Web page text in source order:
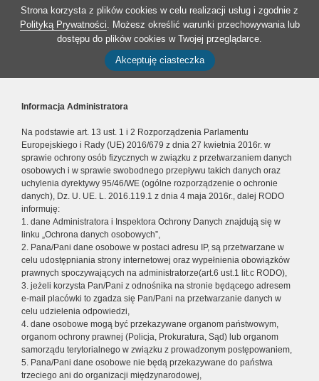
Strona korzysta z plików cookies w celu realizacji usług i zgodnie z
Polityką Prywatności. Możesz określić warunki przechowywania lub
dostępu do plików cookies w Twojej przeglądarce.
Akceptuję ciasteczka
Informacja Administratora
Na podstawie art. 13 ust. 1 i 2 Rozporządzenia Parlamentu
Europejskiego i Rady (UE) 2016/679 z dnia 27 kwietnia 2016r. w
sprawie ochrony osób fizycznych w związku z przetwarzaniem danych
osobowych i w sprawie swobodnego przepływu takich danych oraz
uchylenia dyrektywy 95/46/WE (ogólne rozporządzenie o ochronie
danych), Dz. U. UE. L. 2016.119.1 z dnia 4 maja 2016r., dalej RODO
informuję:
1. dane Administratora i Inspektora Ochrony Danych znajdują się w
linku „Ochrona danych osobowych”,
2. Pana/Pani dane osobowe w postaci adresu IP, są przetwarzane w
celu udostępniania strony internetowej oraz wypełnienia obowiązków
prawnych spoczywających na administratorze(art.6 ust.1 lit.c RODO),
3. jeżeli korzysta Pan/Pani z odnośnika na stronie będącego adresem
e-mail placówki to zgadza się Pan/Pani na przetwarzanie danych w
celu udzielenia odpowiedzi,
4. dane osobowe mogą być przekazywane organom państwowym,
organom ochrony prawnej (Policja, Prokuratura, Sąd) lub organom
samorządu terytorialnego w związku z prowadzonym postępowaniem,
5. Pana/Pani dane osobowe nie będą przekazywane do państwa
trzeciego ani do organizacji międzynarodowej,